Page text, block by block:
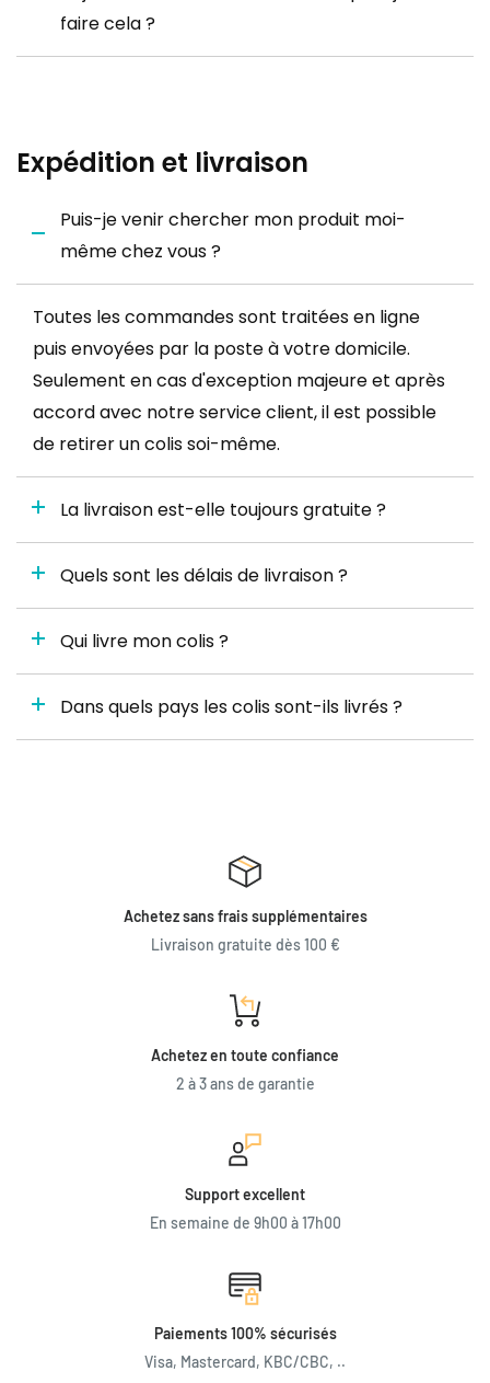
faire cela ?
Expédition et livraison
Puis-je venir chercher mon produit moi-
même chez vous ?
Toutes les commandes sont traitées en ligne
puis envoyées par la poste à votre domicile.
Seulement en cas d'exception majeure et après
accord avec notre service client, il est possible
de retirer un colis soi-même.
La livraison est-elle toujours gratuite ?
Quels sont les délais de livraison ?
Qui livre mon colis ?
Dans quels pays les colis sont-ils livrés ?
Achetez sans frais supplémentaires
Livraison gratuite dès 100 €
Achetez en toute confiance
2 à 3 ans de garantie
Support excellent
En semaine de 9h00 à 17h00
Paiements 100% sécurisés
Visa, Mastercard, KBC/CBC, ..